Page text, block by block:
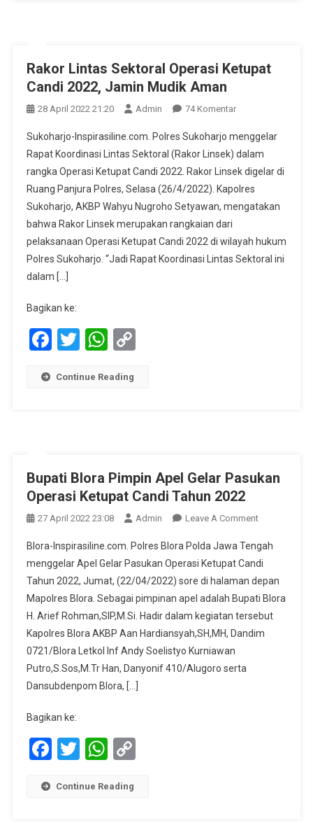
Rakor Lintas Sektoral Operasi Ketupat
Candi 2022, Jamin Mudik Aman
28 April 2022 21:20 Admin 74 KomentarPada
Lintas
Sektoral
Operasi
Ketupat
Candi
Jamin
Mudik
Sukoharjo-Inspirasiline.com. Polres Sukoharjo menggelar
Rapat Koordinasi Lintas Sektoral (Rakor Linsek) dalam
rangka Operasi Ketupat Candi 2022. Rakor Linsek digelar di
Ruang Panjura Polres, Selasa (26/4/2022). Kapolres
Sukoharjo, AKBP Wahyu Nugroho Setyawan, mengatakan
bahwa Rakor Linsek merupakan rangkaian dari
pelaksanaan Operasi Ketupat Candi 2022 di wilayah hukum
Polres Sukoharjo. “Jadi Rapat Koordinasi Lintas Sektoral ini
dalam […]
Bagikan ke:
Facebook
TwitterWhatsApp
Copy
Continue Reading
Bupati Blora Pimpin Apel Gelar Pasukan
Operasi Ketupat Candi Tahun 2022
27 April 2022 23:08 Admin Leave A CommentOn
Blora
Pimpin
Apel
Gelar
Pasukan
Operasi
Blora-Inspirasiline.com. Polres Blora Polda Jawa Tengah
menggelar Apel Gelar Pasukan Operasi Ketupat Candi
Tahun 2022, Jumat, (22/04/2022) sore di halaman depan
Mapolres Blora. Sebagai pimpinan apel adalah Bupati Blora
H. Arief Rohman,SIP,M.Si. Hadir dalam kegiatan tersebut
Kapolres Blora AKBP Aan Hardiansyah,SH,MH, Dandim
0721/Blora Letkol Inf Andy Soelistyo Kurniawan
Putro,S.Sos,M.Tr Han, Danyonif 410/Alugoro serta
Dansubdenpom Blora, […]
Bagikan ke:
Facebook
TwitterWhatsApp
Copy
Continue Reading